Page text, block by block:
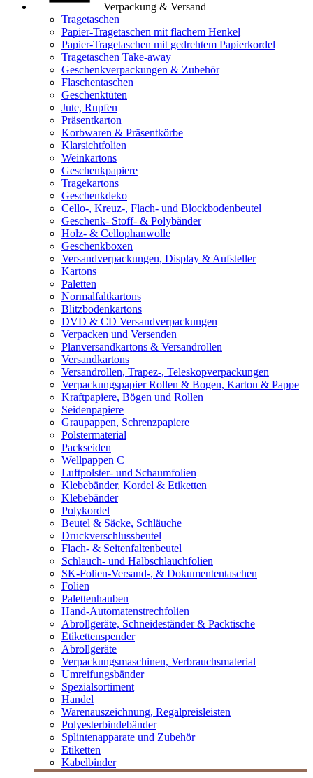
Verpackung & Versand
Tragetaschen
Papier-Tragetaschen mit flachem Henkel
Papier-Tragetaschen mit gedrehtem Papierkordel
Tragetaschen Take-away
Geschenkverpackungen & Zubehör
Flaschentaschen
Geschenktüten
Jute, Rupfen
Präsentkarton
Korbwaren & Präsentkörbe
Klarsichtfolien
Weinkartons
Geschenkpapiere
Tragekartons
Geschenkdeko
Cello-, Kreuz-, Flach- und Blockbodenbeutel
Geschenk- Stoff- & Polybänder
Holz- & Cellophanwolle
Geschenkboxen
Versandverpackungen, Display & Aufsteller
Kartons
Paletten
Normalfaltkartons
Blitzbodenkartons
DVD & CD Versandverpackungen
Verpacken und Versenden
Planversandkartons & Versandrollen
Versandkartons
Versandrollen, Trapez-, Teleskopverpackungen
Verpackungspapier Rollen & Bogen, Karton & Pappe
Kraftpapiere, Bögen und Rollen
Seidenpapiere
Graupappen, Schrenzpapiere
Polstermaterial
Packseiden
Wellpappen C
Luftpolster- und Schaumfolien
Klebebänder, Kordel & Etiketten
Klebebänder
Polykordel
Beutel & Säcke, Schläuche
Druckverschlussbeutel
Flach- & Seitenfaltenbeutel
Schlauch- und Halbschlauchfolien
SK-Folien-Versand-, & Dokumententaschen
Folien
Palettenhauben
Hand-Automatenstrechfolien
Abrollgeräte, Schneideständer & Packtische
Etikettenspender
Abrollgeräte
Verpackungsmaschinen, Verbrauchsmaterial
Umreifungsbänder
Spezialsortiment
Handel
Warenauszeichnung, Regalpreisleisten
Polyesterbindebänder
Splintenapparate und Zubehör
Etiketten
Kabelbinder